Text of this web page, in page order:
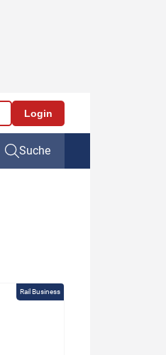
Login
Suche
Rail Business